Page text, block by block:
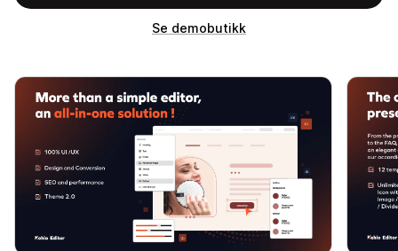
Se demobutikk